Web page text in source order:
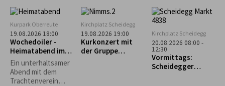
Kurpark Oberreute
19.08.2026 18:00
Wochedoiler -
Heimatabend im
Kurgarten
Ein unterhaltsamer
Abend mit dem
Trachtenverein
Kirchplatz Scheidegg
19.08.2026 19:00
Kurkonzert mit
der Gruppe
Kirchplatz Scheidegg
20.08.2026 08:00 -
12:30
Vormittags:
Scheidegger